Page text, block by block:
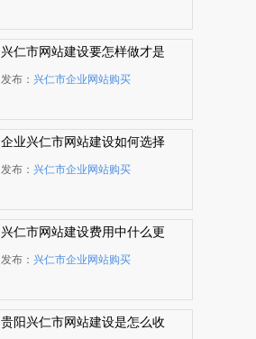
兴仁市网站建设要怎样做才是
发布：兴仁市企业网站购买
企业兴仁市网站建设如何选择
发布：兴仁市企业网站购买
兴仁市网站建设费用中什么更
发布：兴仁市企业网站购买
贵阳兴仁市网站建设是怎么收